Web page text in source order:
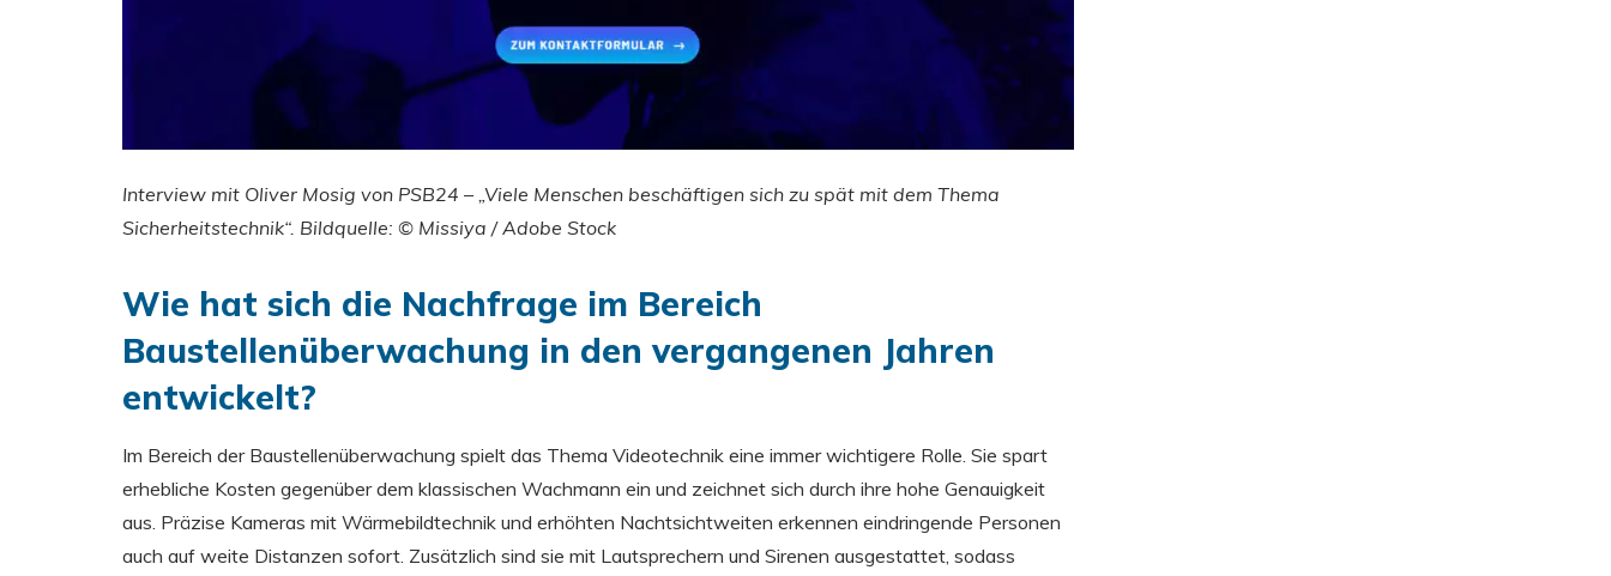
Interview mit Oliver Mosig von PSB24 – „Viele Menschen beschäftigen sich zu spät mit dem Thema
Sicherheitstechnik“. Bildquelle: © Missiya / Adobe Stock
Wie hat sich die Nachfrage im Bereich
Baustellenüberwachung in den vergangenen Jahren
entwickelt?
Im Bereich der Baustellenüberwachung spielt das Thema Videotechnik eine immer wichtigere Rolle. Sie spart
erhebliche Kosten gegenüber dem klassischen Wachmann ein und zeichnet sich durch ihre hohe Genauigkeit
aus. Präzise Kameras mit Wärmebildtechnik und erhöhten Nachtsichtweiten erkennen eindringende Personen
auch auf weite Distanzen sofort. Zusätzlich sind sie mit Lautsprechern und Sirenen ausgestattet, sodass